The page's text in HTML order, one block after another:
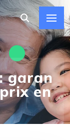
garan
en